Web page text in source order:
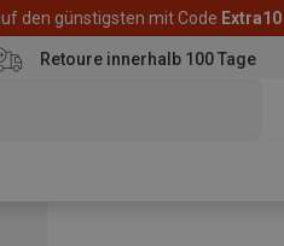
den günstigsten mit Code Extra10
Retoure innerhalb 100 Tage